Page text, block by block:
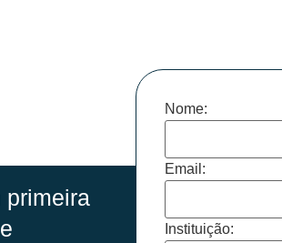
primeira
Nome:
Email:
Instituição: